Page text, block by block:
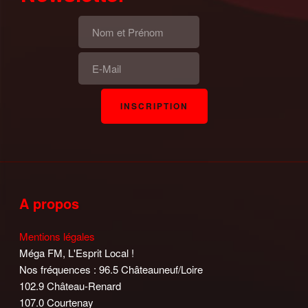
A propos
Mentions légales
Méga FM, L'Esprit Local !
Nos fréquences : 96.5 Châteauneuf/Loire
102.9 Château-Renard
107.0 Courtenay